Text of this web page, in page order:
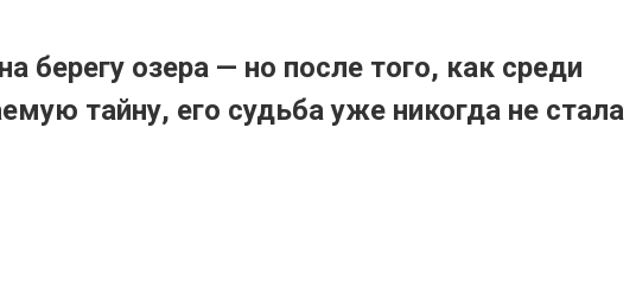
берегу озера — но после того, как среди
тайну, его судьба уже никогда не стала